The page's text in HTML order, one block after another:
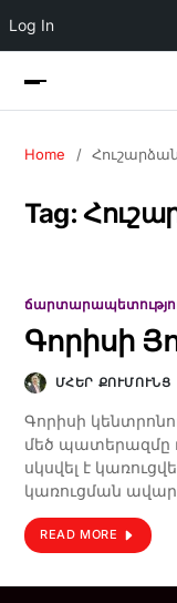
Log In
Home Հուշարձան
Tag:
Գորիսի
ՄՀԵՐ ՔՈՒՄՈՒՆՑ
Գորիսի
մեծ պատերազմը
սկսվել է
կառուցման
READ MORE